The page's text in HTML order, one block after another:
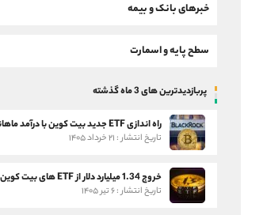
خبرهای بانک و بیمه
سطح پایه و اسمارت
پربازدیدترین های 3 ماه گذشته
راه اندازی ETF جدید بیت کوین با درآمد ماهانه
تاریخ انتشار : ۲۱ خرداد ۱۴۰۵
خروج 1.34 میلیارد دلار از ETF های بیت کوین در یک هفته
تاریخ انتشار : ۶ تیر ۱۴۰۵